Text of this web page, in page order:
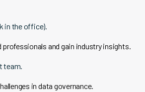
in the office).
and gain industry insights.
team.
in data governance.